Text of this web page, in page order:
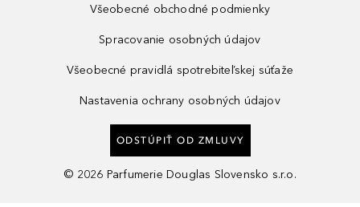
Všeobecné obchodné podmienky
Spracovanie osobných údajov
Všeobecné pravidlá spotrebiteľskej súťaže
Nastavenia ochrany osobných údajov
ODSTÚPIŤ OD ZMLUVY
© 2026 Parfumerie Douglas Slovensko s.r.o.